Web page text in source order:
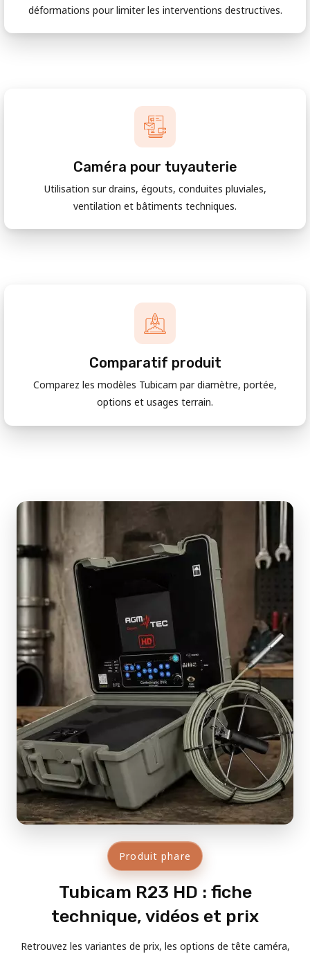
déformations pour limiter les interventions destructives.
Caméra pour tuyauterie
Utilisation sur drains, égouts, conduites pluviales,
ventilation et bâtiments techniques.
Comparatif produit
Comparez les modèles Tubicam par diamètre, portée,
options et usages terrain.
Produit phare
Tubicam R23 HD : fiche
technique, vidéos et prix
Retrouvez les variantes de prix, les options de tête caméra,